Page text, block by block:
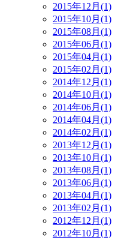
2015年12月(1)
2015年10月(1)
2015年08月(1)
2015年06月(1)
2015年04月(1)
2015年02月(1)
2014年12月(1)
2014年10月(1)
2014年06月(1)
2014年04月(1)
2014年02月(1)
2013年12月(1)
2013年10月(1)
2013年08月(1)
2013年06月(1)
2013年04月(1)
2013年02月(1)
2012年12月(1)
2012年10月(1)